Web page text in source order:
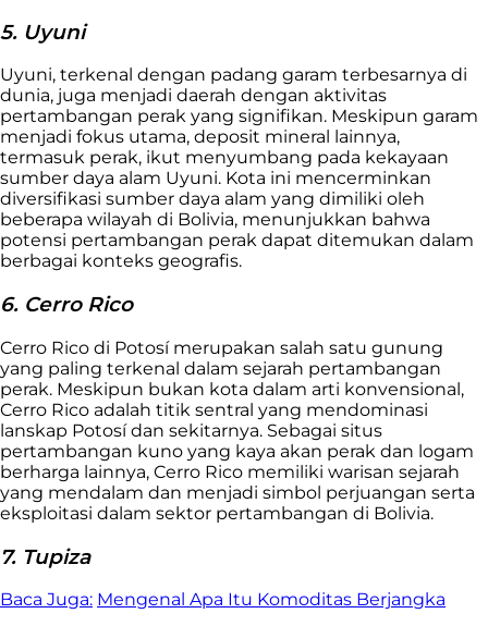
5. Uyuni
Uyuni, terkenal dengan padang garam terbesarnya di
dunia, juga menjadi daerah dengan aktivitas
pertambangan perak yang signifikan. Meskipun garam
menjadi fokus utama, deposit mineral lainnya,
termasuk perak, ikut menyumbang pada kekayaan
sumber daya alam Uyuni. Kota ini mencerminkan
diversifikasi sumber daya alam yang dimiliki oleh
beberapa wilayah di Bolivia, menunjukkan bahwa
potensi pertambangan perak dapat ditemukan dalam
berbagai konteks geografis.
6. Cerro Rico
Cerro Rico di Potosí merupakan salah satu gunung
yang paling terkenal dalam sejarah pertambangan
perak. Meskipun bukan kota dalam arti konvensional,
Cerro Rico adalah titik sentral yang mendominasi
lanskap Potosí dan sekitarnya. Sebagai situs
pertambangan kuno yang kaya akan perak dan logam
berharga lainnya, Cerro Rico memiliki warisan sejarah
yang mendalam dan menjadi simbol perjuangan serta
eksploitasi dalam sektor pertambangan di Bolivia.
7. Tupiza
Baca Juga: Mengenal Apa Itu Komoditas Berjangka